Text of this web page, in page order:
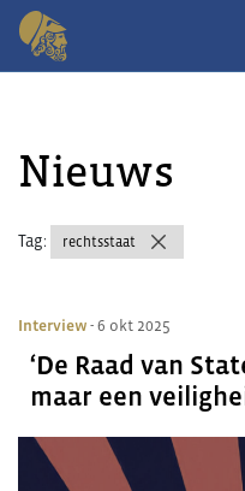
Nieuws
Tag: rechtsstaat
Interview - 6 okt 2025
‘De Raad van
maar een